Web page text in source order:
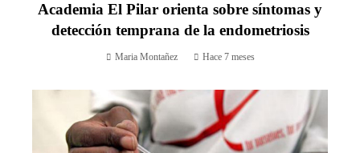
Academia El Pilar orienta sobre síntomas y
detección temprana de la endometriosis
Maria Montañez Hace 7 meses